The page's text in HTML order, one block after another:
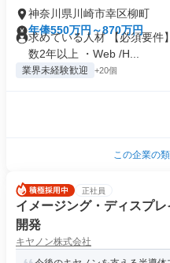
神奈川県川崎市幸区柳町
年俸550万円～870万円
求めている人材 【必須要件
数2年以上 ・Web /H...
業界未経験歓迎 +20個
この企業の
正社員
イメージング・ディスプ
開発
キヤノン株式会社